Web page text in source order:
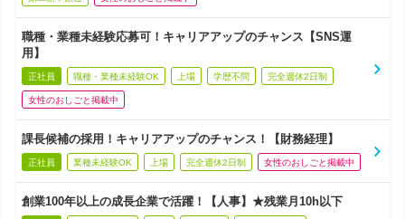
職種・業種未経験応募可！キャリアアップのチャンス【SNS運
用】
正社員 職種・業種未経験OK 上場 学歴不問 完全週休2日制
女性のおしごと掲載中
課長候補の採用！キャリアアップのチャンス！【財務経理】
正社員 業種未経験OK 上場 完全週休2日制 女性のおしごと掲載中
創業100年以上の成長企業で活躍！【人事】★残業月10h以下